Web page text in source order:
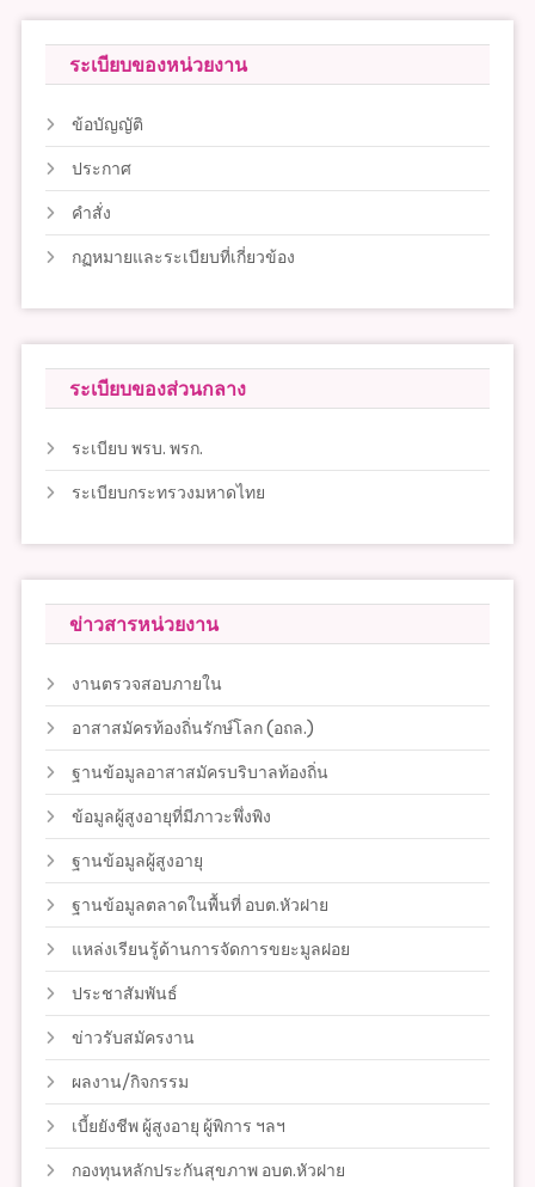
ระเบียบของหน่วยงาน
ข้อบัญญัติ
ประกาศ
คำสั่ง
กฏหมายและระเบียบที่เกี่ยวข้อง
ระเบียบของส่วนกลาง
ระเบียบ พรบ. พรก.
ระเบียบกระทรวงมหาดไทย
ข่าวสารหน่วยงาน
งานตรวจสอบภายใน
อาสาสมัครท้องถิ่นรักษ์โลก (อถล.)
ฐานข้อมูลอาสาสมัครบริบาลท้องถิ่น
ข้อมูลผู้สูงอายุที่มีภาวะพึ่งพิง
ฐานข้อมูลผู้สูงอายุ
ฐานข้อมูลตลาดในพื้นที่ อบต.หัวฝาย
แหล่งเรียนรู้ด้านการจัดการขยะมูลฝอย
ประชาสัมพันธ์
ข่าวรับสมัครงาน
ผลงาน/กิจกรรม
เบี้ยยังชีพ ผู้สูงอายุ ผู้พิการ ฯลฯ
กองทุนหลักประกันสุขภาพ อบต.หัวฝาย